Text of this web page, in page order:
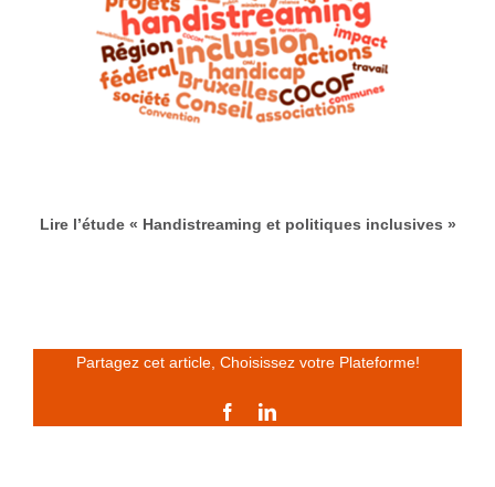
Lire l’étude « Handistreaming et politiques inclusives »
Partagez cet article, Choisissez votre Plateforme!
FacebookLinkedIn